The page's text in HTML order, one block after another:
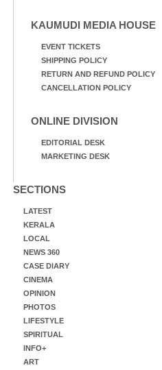
KAUMUDI MEDIA HOUSE
EVENT TICKETS
SHIPPING POLICY
RETURN AND REFUND POLICY
CANCELLATION POLICY
ONLINE DIVISION
EDITORIAL DESK
MARKETING DESK
SECTIONS
LATEST
KERALA
LOCAL
NEWS 360
CASE DIARY
CINEMA
OPINION
PHOTOS
LIFESTYLE
SPIRITUAL
INFO+
ART